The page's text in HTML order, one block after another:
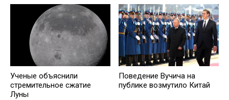
Ученые объяснили
стремительное сжатие
Луны
Поведение Вучича на
публике возмутило Китай